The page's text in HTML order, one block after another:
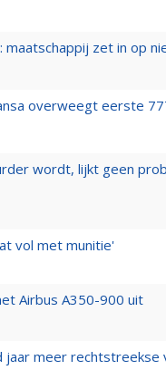
maatschappij zet in op
overweegt eerste
wordt, lijkt geen
vol met munitie'
Airbus A350-900 uit
jaar meer rechtstreekse